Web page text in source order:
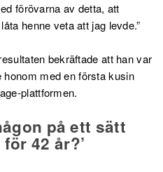
förövarna av detta, att
henne veta att jag levde.”
bekräftade att han var
med en första kusin
plattformen.
på ett sätt
42 år?’